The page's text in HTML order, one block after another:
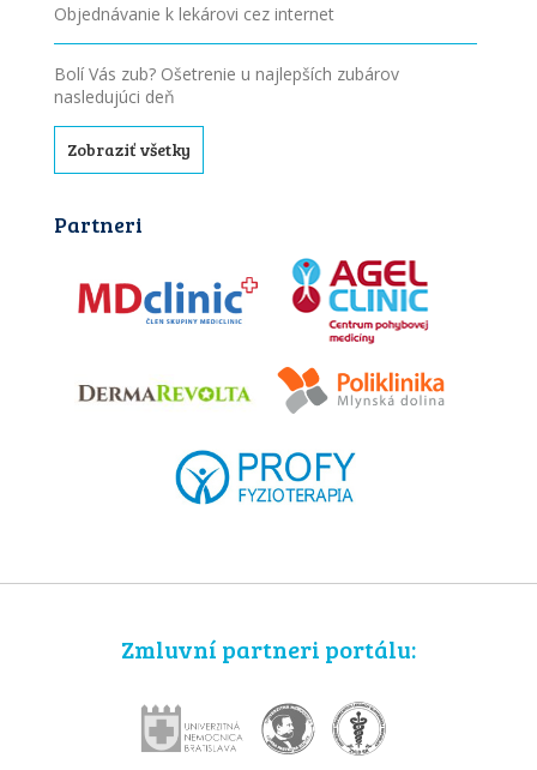
Objednávanie k lekárovi cez internet
Bolí Vás zub? Ošetrenie u najlepších zubárov
nasledujúci deň
Zobraziť všetky
Partneri
Zmluvní partneri portálu: